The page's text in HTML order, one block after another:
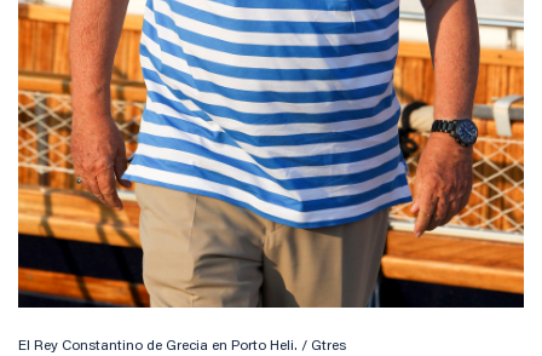
El Rey Constantino de Grecia en Porto Heli. / Gtres